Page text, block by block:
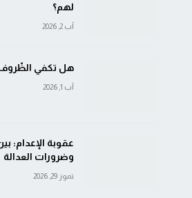
لهم؟
آب 2, 2026
هل تكفي
آب 1, 2026
عقوبة الإعدام:
وضرورات العدالة
تموز 29, 2026